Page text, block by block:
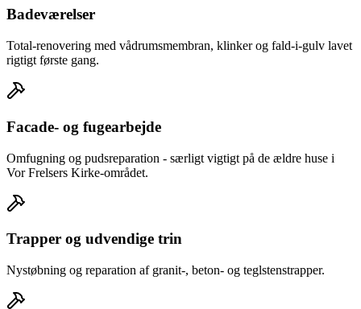
Badeværelser
Total-renovering med vådrumsmembran, klinker og fald-i-gulv lavet
rigtigt første gang.
Facade- og fugearbejde
Omfugning og pudsreparation - særligt vigtigt på de ældre huse i
Vor Frelsers Kirke-området.
Trapper og udvendige trin
Nystøbning og reparation af granit-, beton- og teglstenstrapper.